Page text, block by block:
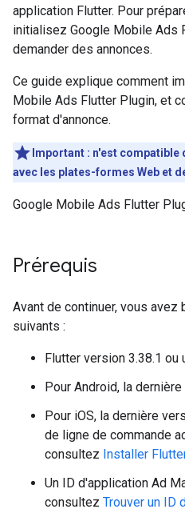
application Flutter. Pour
initialisez Google Mobile Ads
demander des annonces.
Ce guide explique comment
Mobile Ads Flutter Plugin, et
format d'annonce.
Important : n'est compatible
avec les plates-formes Web et
Google Mobile Ads Flutter
Prérequis
Avant de continuer, vous
suivants :
Flutter version 3.38.1 ou
Pour Android, la
Pour iOS, la dernière
de ligne de commande
consultez Installer
Un ID d'application Ad
consultez Trouver un ID